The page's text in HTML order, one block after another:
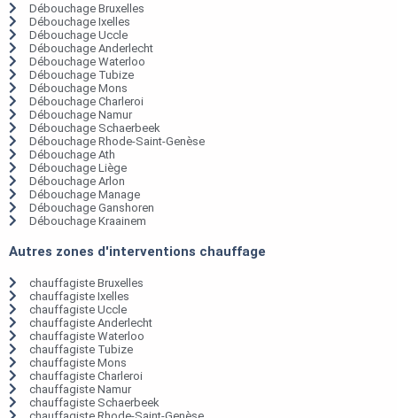
Débouchage Bruxelles
Débouchage Ixelles
Débouchage Uccle
Débouchage Anderlecht
Débouchage Waterloo
Débouchage Tubize
Débouchage Mons
Débouchage Charleroi
Débouchage Namur
Débouchage Schaerbeek
Débouchage Rhode-Saint-Genèse
Débouchage Ath
Débouchage Liège
Débouchage Arlon
Débouchage Manage
Débouchage Ganshoren
Débouchage Kraainem
Autres zones d'interventions chauffage
chauffagiste Bruxelles
chauffagiste Ixelles
chauffagiste Uccle
chauffagiste Anderlecht
chauffagiste Waterloo
chauffagiste Tubize
chauffagiste Mons
chauffagiste Charleroi
chauffagiste Namur
chauffagiste Schaerbeek